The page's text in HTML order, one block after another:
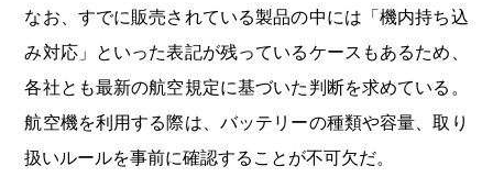
なお、すでに販売されている製品の中には「機内持ち込
み対応」といった表記が残っているケースもあるため、
各社とも最新の航空規定に基づいた判断を求めている。
航空機を利用する際は、バッテリーの種類や容量、取り
扱いルールを事前に確認することが不可欠だ。